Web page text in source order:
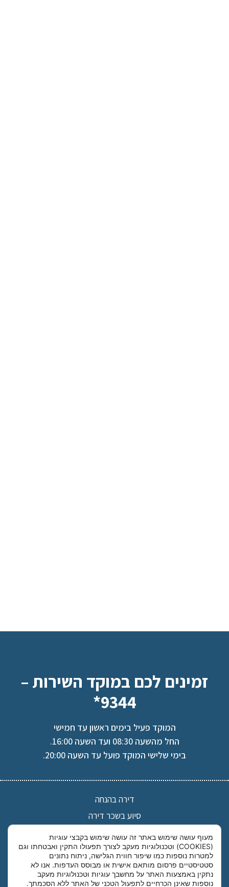
זמינים לכם במוקד השירות –
9344*
המוקד פעיל בימים ראשון עד חמישי
החל מהשעה 08:30 ועד השעה 16:00.
בימי שלישי המוקד פועל עד השעה 20:00.
דירה בהנחה
סיוע בשכר דירה
רשימת הסניפים
אודות מעוף
הצהרת פרטיות
מעוף עושה שימוש באתר זה עושה שימוש בקבצי עוגיות
(COOKIES) וטכנולוגיות מעקב לצורך תפעולו התקין ואבטחתו וגם
למטרות נוספות כמו שיפור חווית הגלישה, ניתוח נתונים
סטטיסטיים פרסום מותאם אישית או מבוסס העדפות. אנו לא
נתקין באמצעות האתר על מחשבך עוגיות וטכנולוגיות מעקב
נוספות שאינן הכרחיים לתפעול הטכני של האתר ללא הסכמתך.